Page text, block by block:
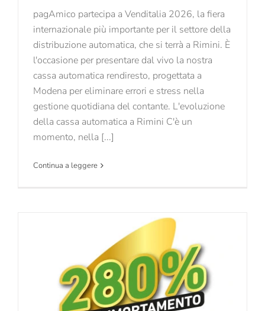
pagAmico partecipa a Venditalia 2026, la fiera
internazionale più importante per il settore della
distribuzione automatica, che si terrà a Rimini. È
l'occasione per presentare dal vivo la nostra
cassa automatica rendiresto, progettata a
Modena per eliminare errori e stress nella
gestione quotidiana del contante. L'evoluzione
della cassa automatica a Rimini C'è un
momento, nella [...]
Continua a leggere